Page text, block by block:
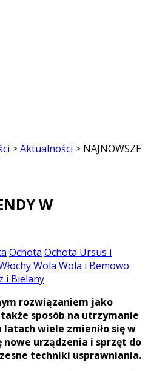
>Aktualności > NAJNOWSZE
W
Ochota Ochota Ursus i
Wola Wola i Bemowo
i Bielany
rozwiązaniem jako
sposób na utrzymanie
wiele zmieniło się w
urządzenia i sprzęt do
techniki usprawniania.